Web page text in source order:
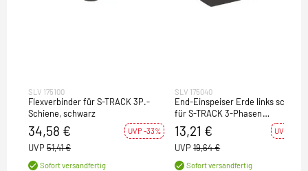
SLV 175100
Flexverbinder für S-TRACK 3P.-
Schiene, schwarz
34,58 € UVP -33%
UVP 51,41 €
Sofort versandfertig
SLV 175040
End-Einspeiser Erde links schwarz
für S-TRACK 3-Phasen
Aufbauschiene
13,21 € UVP -33%
UVP 19,64 €
Sofort versandfertig